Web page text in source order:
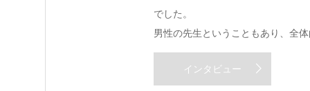
でした。
男性の先生ということもあり、全
インタビュー